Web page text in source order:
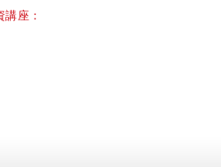
講座：